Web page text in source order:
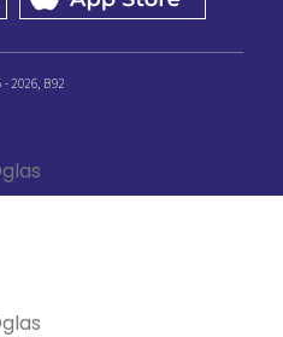
2026, B92